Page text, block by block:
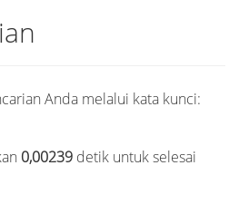
Anda melalui kata kunci:
0,00239 detik untuk selesai